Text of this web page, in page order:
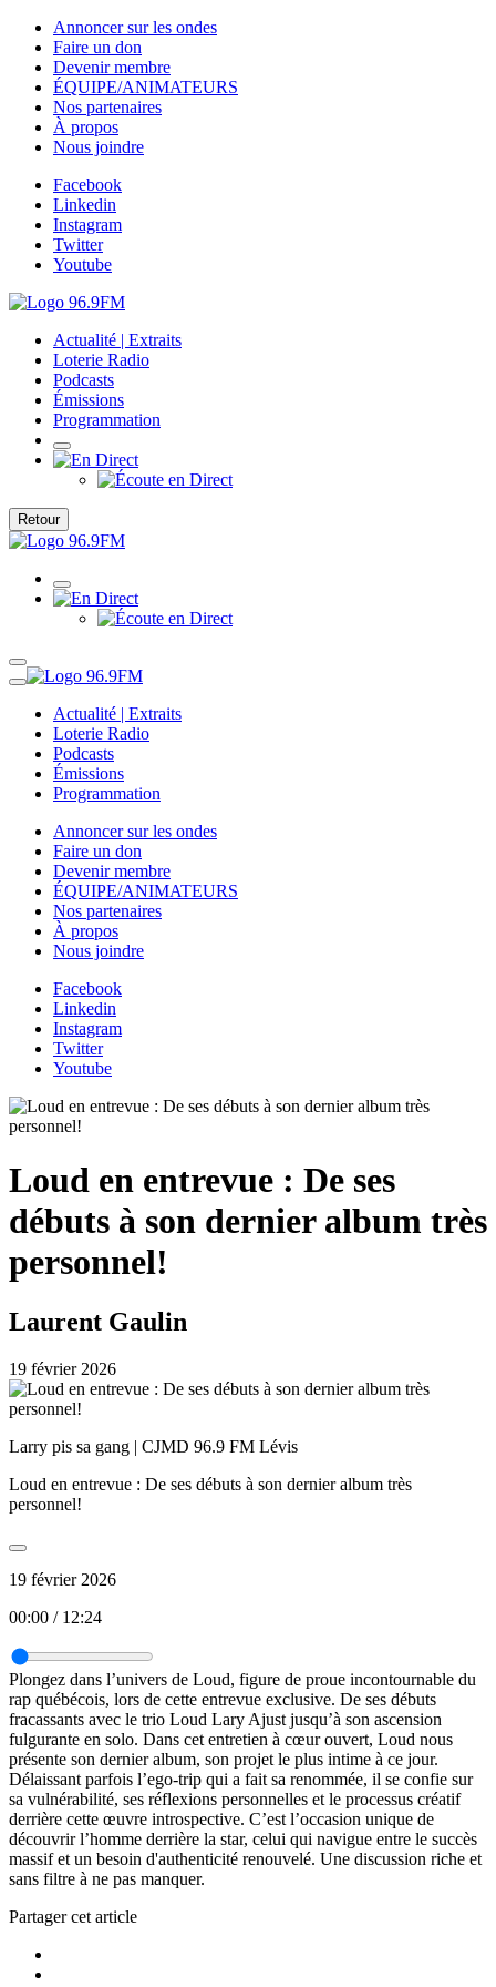
Annoncer sur les ondes
Faire un don
Devenir membre
ÉQUIPE/ANIMATEURS
Nos partenaires
À propos
Nous joindre
Facebook
Linkedin
Instagram
Twitter
Youtube
Actualité | Extraits
Loterie Radio
Podcasts
Émissions
Programmation
Retour
Actualité | Extraits
Loterie Radio
Podcasts
Émissions
Programmation
Annoncer sur les ondes
Faire un don
Devenir membre
ÉQUIPE/ANIMATEURS
Nos partenaires
À propos
Nous joindre
Facebook
Linkedin
Instagram
Twitter
Youtube
Loud en entrevue : De ses
débuts à son dernier album très
personnel!
Laurent Gaulin
19 février 2026
Larry pis sa gang | CJMD 96.9 FM Lévis
Loud en entrevue : De ses débuts à son dernier album très
personnel!
19 février 2026
00:00 / 12:24
Plongez dans l’univers de Loud, figure de proue incontournable du
rap québécois, lors de cette entrevue exclusive. De ses débuts
fracassants avec le trio Loud Lary Ajust jusqu’à son ascension
fulgurante en solo. Dans cet entretien à cœur ouvert, Loud nous
présente son dernier album, son projet le plus intime à ce jour.
Délaissant parfois l’ego-trip qui a fait sa renommée, il se confie sur
sa vulnérabilité, ses réflexions personnelles et le processus créatif
derrière cette œuvre introspective. C’est l’occasion unique de
découvrir l’homme derrière la star, celui qui navigue entre le succès
massif et un besoin d'authenticité renouvelé. Une discussion riche et
sans filtre à ne pas manquer.
Partager cet article